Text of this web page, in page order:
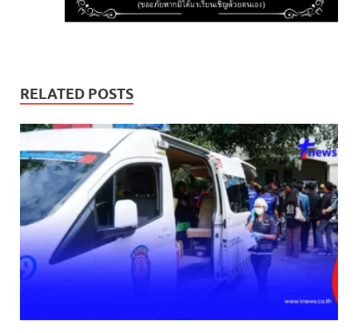
RELATED POSTS